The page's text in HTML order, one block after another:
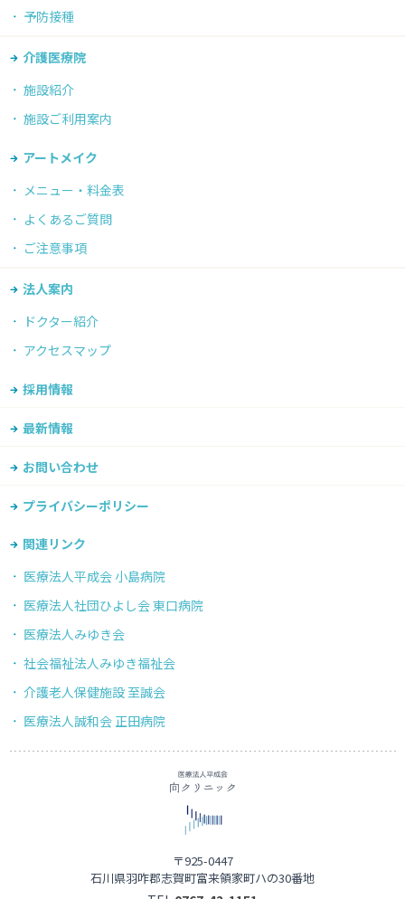
予防接種
介護医療院
施設紹介
施設ご利用案内
アートメイク
メニュー・料金表
よくあるご質問
ご注意事項
法人案内
ドクター紹介
アクセスマップ
採用情報
最新情報
お問い合わせ
プライバシーポリシー
関連リンク
医療法人平成会 小島病院
医療法人社団ひよし会 東口病院
医療法人みゆき会
社会福祉法人みゆき福祉会
介護老人保健施設 至誠会
医療法人誠和会 正田病院
〒925-0447
石川県羽咋郡志賀町富来領家町ハの30番地